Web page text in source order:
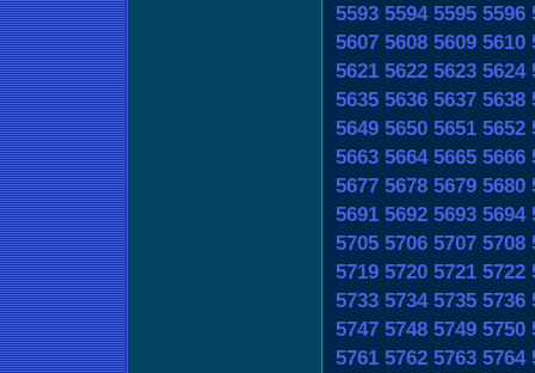
5593 5594 5595 5596
5607 5608 5609 5610
5621 5622 5623 5624
5635 5636 5637 5638
5649 5650 5651 5652
5663 5664 5665 5666
5677 5678 5679 5680
5691 5692 5693 5694
5705 5706 5707 5708
5719 5720 5721 5722
5733 5734 5735 5736
5747 5748 5749 5750
5761 5762 5763 5764